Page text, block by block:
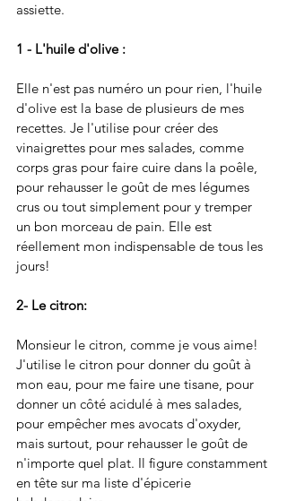
assiette.
1 - L'huile d'olive :
Elle n'est pas numéro un pour rien, l'huile
d'olive est la base de plusieurs de mes
recettes. Je l'utilise pour créer des
vinaigrettes pour mes salades, comme
corps gras pour faire cuire dans la poêle,
pour rehausser le goût de mes légumes
crus ou tout simplement pour y tremper
un bon morceau de pain. Elle est
réellement mon indispensable de tous les
jours!
2- Le citron:
Monsieur le citron, comme je vous aime!
J'utilise le citron pour donner du goût à
mon eau, pour me faire une tisane, pour
donner un côté acidulé à mes salades,
pour empêcher mes avocats d'oxyder,
mais surtout, pour rehausser le goût de
n'importe quel plat. Il figure constamment
en tête sur ma liste d'épicerie